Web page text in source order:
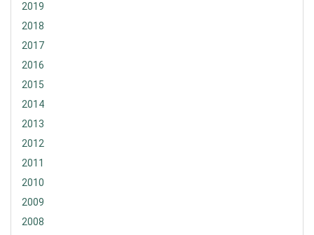
2019
2018
2017
2016
2015
2014
2013
2012
2011
2010
2009
2008